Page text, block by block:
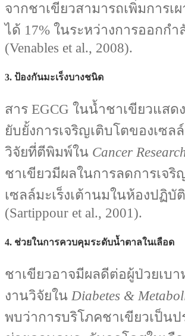
จากชาเขียวสามารถเพิ่มการเ
ได้ 17% ในระหว่างการออกกำ
(Venables et al., 2008).
3. ป้องกันมะเร็งบางชนิด
สาร EGCG ในน้ำชาเขียวแสด
ยับยั้งการเจริญเติบโตของเซลล์
วิจัยที่ตีพิมพ์ใน Cancer
ชาเขียวมีผลในการลดการเจริ
เซลล์มะเร็งเต้านมในห้องปฏิบั
(Sartippour et al., 2001).
4. ช่วยในการควบคุมระดับน้ำตาลในเลือด
ชาเขียวอาจมีผลดีต่อผู้ป่วยเบ
งานวิจัยใน Diabetes &
พบว่าการบริโภคชาเขียวเป็นป